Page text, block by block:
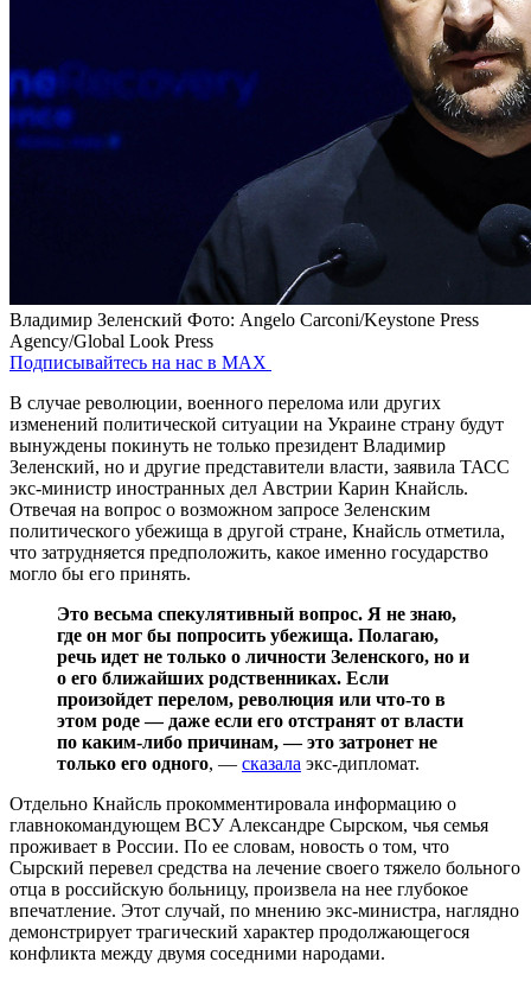
Владимир Зеленский Фото: Angelo Carconi/Keystone Press
Agency/Global Look Press
Подписывайтесь на нас в MAX
В случае революции, военного перелома или других
изменений политической ситуации на Украине страну будут
вынуждены покинуть не только президент Владимир
Зеленский, но и другие представители власти, заявила ТАСС
экс-министр иностранных дел Австрии Карин Кнайсль.
Отвечая на вопрос о возможном запросе Зеленским
политического убежища в другой стране, Кнайсль отметила,
что затрудняется предположить, какое именно государство
могло бы его принять.
Это весьма спекулятивный вопрос. Я не знаю,
где он мог бы попросить убежища. Полагаю,
речь идет не только о личности Зеленского, но и
о его ближайших родственниках. Если
произойдет перелом, революция или что-то в
этом роде — даже если его отстранят от власти
по каким-либо причинам, — это затронет не
только его одного, — сказала экс-дипломат.
Отдельно Кнайсль прокомментировала информацию о
главнокомандующем ВСУ Александре Сырском, чья семья
проживает в России. По ее словам, новость о том, что
Сырский перевел средства на лечение своего тяжело больного
отца в российскую больницу, произвела на нее глубокое
впечатление. Этот случай, по мнению экс-министра, наглядно
демонстрирует трагический характер продолжающегося
конфликта между двумя соседними народами.